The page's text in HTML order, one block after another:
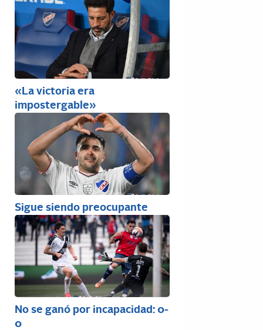
«La victoria era
impostergable»
Sigue siendo preocupante
No se ganó por incapacidad: 0-
0